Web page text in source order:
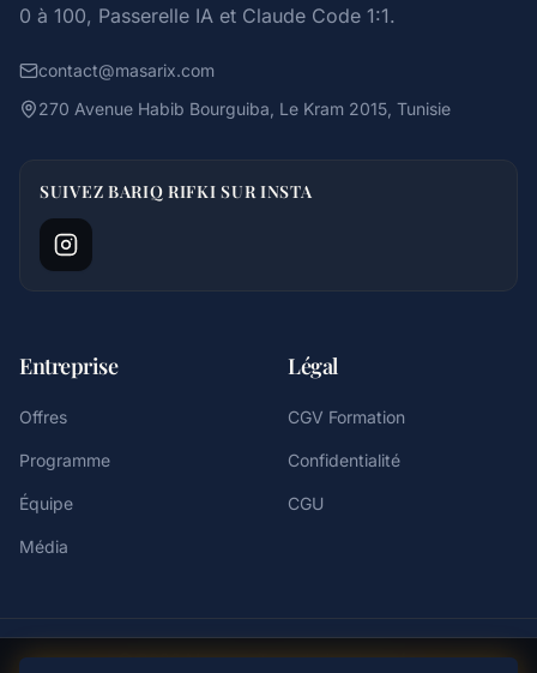
0 à 100, Passerelle IA et Claude Code 1:1.
contact@masarix.com
270 Avenue Habib Bourguiba, Le Kram 2015, Tunisie
SUIVEZ BARIQ RIFKI SUR INSTA
Entreprise
Offres
Programme
Équipe
Média
Légal
CGV Formation
Confidentialité
CGU
©2026Masarix. Tous droits réservés.